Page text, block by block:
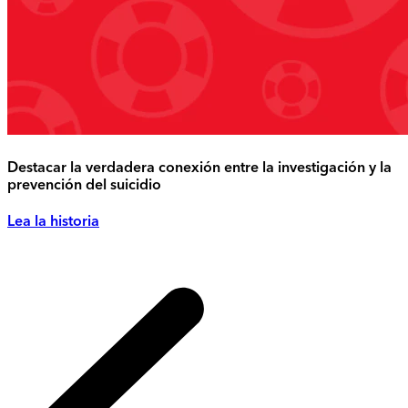
Destacar la verdadera conexión entre la investigación y la
prevención del suicidio
Lea la historia